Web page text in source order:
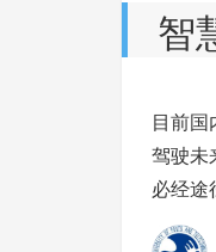
智
目前
驾驶未
必经途